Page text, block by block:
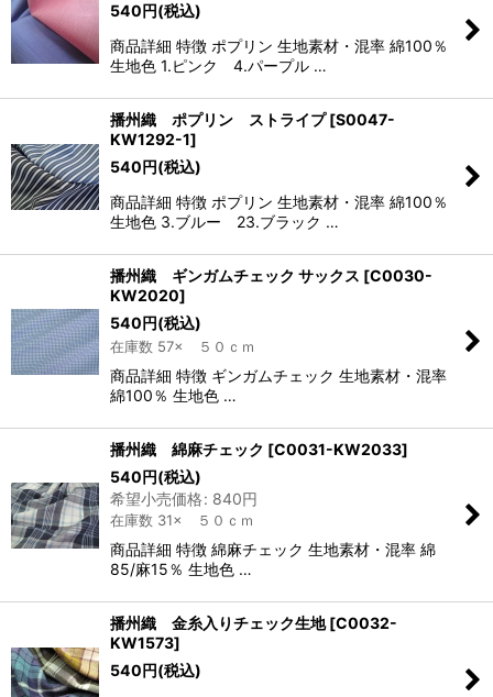
540円(税込)
商品詳細 特徴 ポプリン 生地素材・混率 綿100％
生地色 1.ピンク 4.パープル …
播州織 ポプリン ストライプ [S0047-
KW1292-1]
540円(税込)
商品詳細 特徴 ポプリン 生地素材・混率 綿100％
生地色 3.ブルー 23.ブラック …
播州織 ギンガムチェック サックス [C0030-
KW2020]
540円(税込)
在庫数 57× ５０ｃｍ
商品詳細 特徴 ギンガムチェック 生地素材・混率
綿100％ 生地色 …
播州織 綿麻チェック [C0031-KW2033]
540円(税込)
希望小売価格: 840円
在庫数 31× ５０ｃｍ
商品詳細 特徴 綿麻チェック 生地素材・混率 綿
85/麻15％ 生地色 …
播州織 金糸入りチェック生地 [C0032-
KW1573]
540円(税込)